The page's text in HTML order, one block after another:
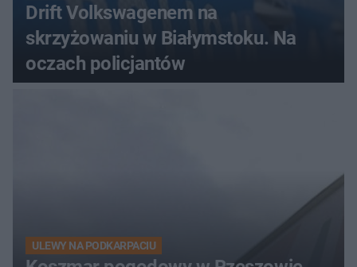
Drift Volkswagenem na
skrzyżowaniu w Białymstoku. Na
oczach policjantów
ULEWY NA PODKARPACIU